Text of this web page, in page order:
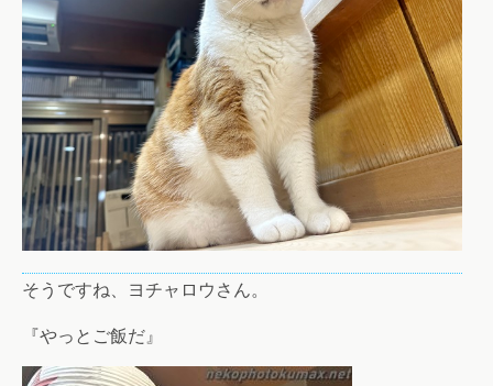
そうですね、ヨチャロウさん。
『やっとご飯だ』